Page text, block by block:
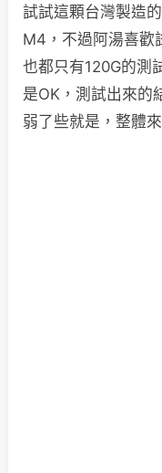
試試這顆台灣製造
M4，不過阿湯喜歡
也都只有120G的測
是OK，測試出來的
弱了些就是，整體